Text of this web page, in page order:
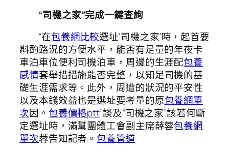
“司機之家”完成一鍵查詢
“在包養網比較選址‘司機之家’時，起首要
斟酌路況的方便水平，能否有足量的年夜卡
車泊車位便利司機泊車，周邊的生涯配包養
感情套舉措措施能否完整，以知足司機的基
礎生涯需求等。此外，周遭的狀況的平安性
以及本錢效益也是選址要考量的原包養網單
次因。 包養價格ptt”談及“司機之家”該若何斷
定選址時，滿幫團體工會副主席薛蓉包養網
單次蓉告知記者。包養管道